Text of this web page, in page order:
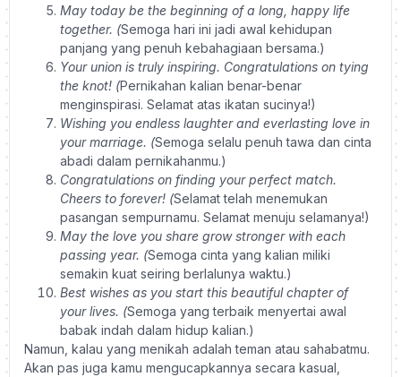
May today be the beginning of a long, happy life
together. (Semoga hari ini jadi awal kehidupan
panjang yang penuh kebahagiaan bersama.)
Your union is truly inspiring. Congratulations on tying
the knot! (Pernikahan kalian benar-benar
menginspirasi. Selamat atas ikatan sucinya!)
Wishing you endless laughter and everlasting love in
your marriage. (Semoga selalu penuh tawa dan cinta
abadi dalam pernikahanmu.)
Congratulations on finding your perfect match.
Cheers to forever! (Selamat telah menemukan
pasangan sempurnamu. Selamat menuju selamanya!)
May the love you share grow stronger with each
passing year. (Semoga cinta yang kalian miliki
semakin kuat seiring berlalunya waktu.)
Best wishes as you start this beautiful chapter of
your lives. (Semoga yang terbaik menyertai awal
babak indah dalam hidup kalian.)
Namun, kalau yang menikah adalah teman atau sahabatmu.
Akan pas juga kamu mengucapkannya secara kasual,